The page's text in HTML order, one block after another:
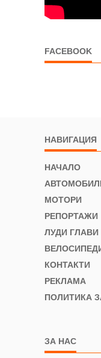
FACEBOOK
НАВИГАЦИЯ
НАЧАЛО
МОТОРИ
РЕПОРТАЖИ
ЛУДИ ГЛАВИ
КОНТАКТИ
РЕКЛАМА
ПОЛИТИКА
ЗА НАС